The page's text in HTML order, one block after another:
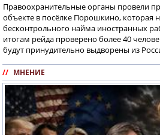
Правоохранительные органы провели
объекте в посёлке Порошкино, которая
бесконтрольного найма иностранных
итогам рейда проверено более 40
будут принудительно выдворены из
// МНЕНИЕ